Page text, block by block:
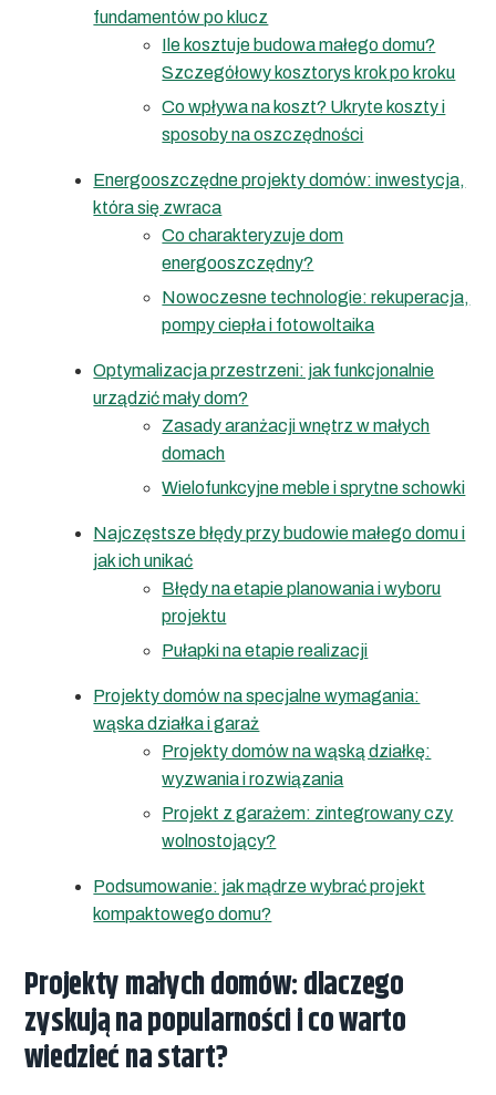
fundamentów po klucz
Ile kosztuje budowa małego domu?
Szczegółowy kosztorys krok po kroku
Co wpływa na koszt? Ukryte koszty i
sposoby na oszczędności
Energooszczędne projekty domów: inwestycja,
która się zwraca
Co charakteryzuje dom
energooszczędny?
Nowoczesne technologie: rekuperacja,
pompy ciepła i fotowoltaika
Optymalizacja przestrzeni: jak funkcjonalnie
urządzić mały dom?
Zasady aranżacji wnętrz w małych
domach
Wielofunkcyjne meble i sprytne schowki
Najczęstsze błędy przy budowie małego domu i
jak ich unikać
Błędy na etapie planowania i wyboru
projektu
Pułapki na etapie realizacji
Projekty domów na specjalne wymagania:
wąska działka i garaż
Projekty domów na wąską działkę:
wyzwania i rozwiązania
Projekt z garażem: zintegrowany czy
wolnostojący?
Podsumowanie: jak mądrze wybrać projekt
kompaktowego domu?
Projekty małych domów: dlaczego
zyskują na popularności i co warto
wiedzieć na start?